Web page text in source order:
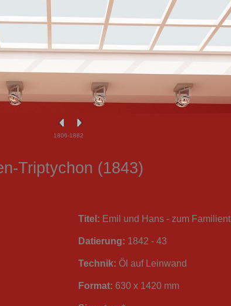
1806-1882
Triptychon (1843)
Titel: Emil und Hans - zum
Datierung: 1842 - 43
Technik: Öl auf Leinwand
Format: 630 x 1420 mm